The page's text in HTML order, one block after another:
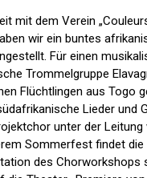
mit dem Verein
wir ein buntes
Für einen
Trommelgruppe
Flüchtlingen aus Togo
Lieder und
unter der Leitung
Sommerfest findet die
des Chorworkshops